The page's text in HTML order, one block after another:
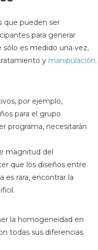
que pueden ser
para generar
sólo es medido una vez,
y manipulación.
por ejemplo,
para el grupo
programa, necesitarán
magnitud del
que los diseños entre
es rara, encontrar la
la homogeneidad en
todas sus diferencias